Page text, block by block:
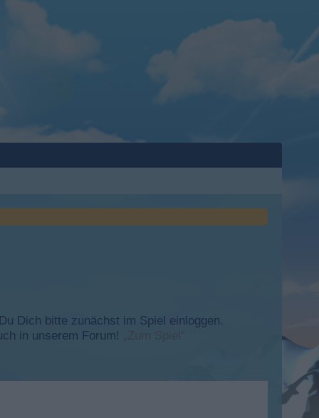
Dich bitte zunächst im Spiel einloggen.
in unserem Forum!
„Zum Spiel“